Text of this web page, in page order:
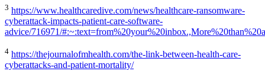
3 https://www.healthcaredive.com/news/healthcare-ransomware-
cyberattack-impacts-patient-care-software-
advice/716971/
4 https://thejournalofmhealth.com/the-link-between-health-care-
cyberattacks-and-patient-mortality/